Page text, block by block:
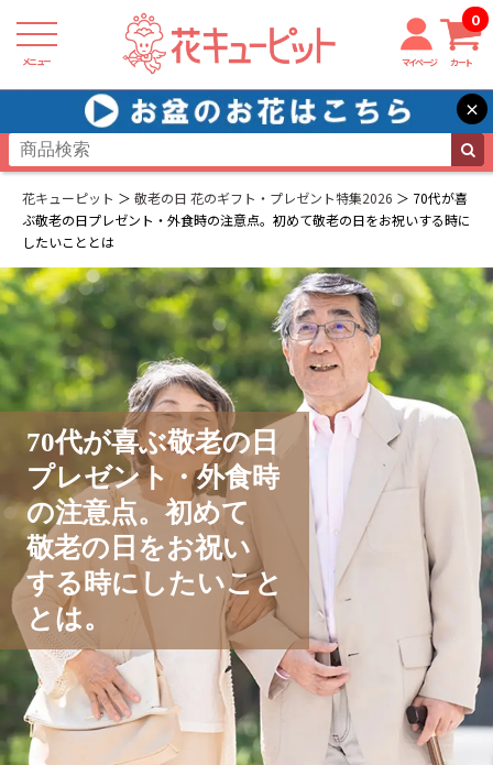
メニュー マイページ カート
0
×
花キューピット 敬老の日 花のギフト・プレゼント特集2026
70代が喜
ぶ敬老の日プレゼント・外食時の注意点。初めて敬老の日をお祝いする時に
したいこととは
70代が喜ぶ敬老の日
プレゼント・外食時
の注意点。初めて
敬老の日をお祝い
する時に したいこと
とは。